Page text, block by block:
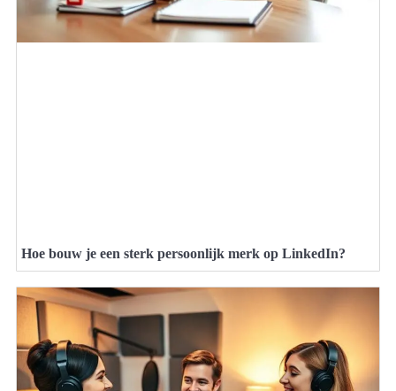
Hoe bouw je een sterk persoonlijk merk op LinkedIn?